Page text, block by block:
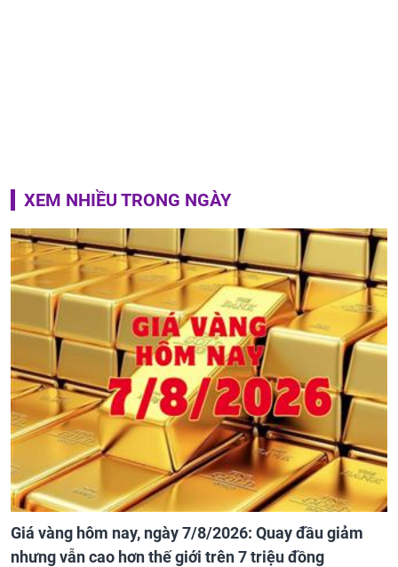
XEM NHIỀU TRONG NGÀY
Giá vàng hôm nay, ngày 7/8/2026: Quay đầu giảm
nhưng vẫn cao hơn thế giới trên 7 triệu đồng